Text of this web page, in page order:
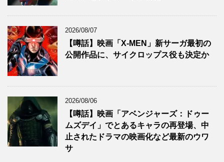
2026/08/07
【噂話】映画「X-MEN」新サーガ最初の
公開作品に、サイクロップス役も決定か
2026/08/06
【噂話】映画「アベンジャーズ：ドゥー
ムズデイ」でとあるキャラの再登場、中
止されたドラマの映画化など最新のウワ
サ